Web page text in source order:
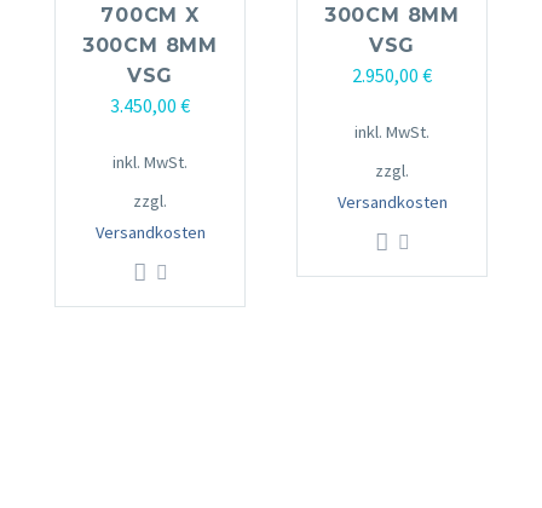
700CM X
300CM 8MM
VSG
3.450,00 €
inkl. MwSt.
zzgl.
Versandkosten
300CM 8MM
VSG
2.950,00 €
inkl. MwSt.
zzgl.
Versandkosten